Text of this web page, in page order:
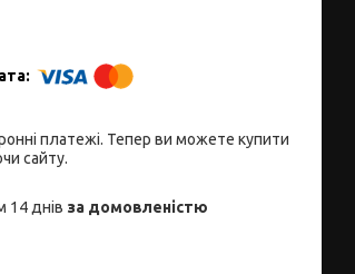
платежі. Тепер ви можете купити
сайту.
14 днів за домовленістю